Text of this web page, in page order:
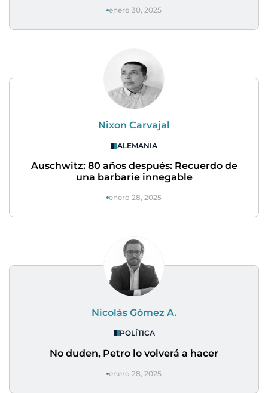
enero 30, 2025
Nixon Carvajal
ALEMANIA
Auschwitz: 80 años después: Recuerdo de
una barbarie innegable
enero 28, 2025
Nicolás Gómez A.
POLÍTICA
No duden, Petro lo volverá a hacer
enero 28, 2025